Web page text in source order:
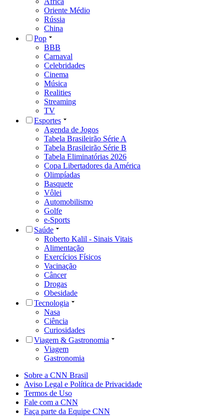
Oriente Médio
Rússia
China
Pop
BBB
Carnaval
Celebridades
Cinema
Música
Realities
Streaming
TV
Esportes
Agenda de Jogos
Tabela Brasileirão Série A
Tabela Brasileirão Série B
Tabela Eliminatórias 2026
Copa Libertadores da América
Olimpíadas
Basquete
Vôlei
Automobilismo
Golfe
e-Sports
Saúde
Roberto Kalil - Sinais Vitais
Alimentação
Exercícios Físicos
Vacinação
Câncer
Drogas
Obesidade
Tecnologia
Nasa
Ciência
Curiosidades
Viagem & Gastronomia
Viagem
Gastronomia
Sobre a CNN Brasil
Aviso Legal e Política de Privacidade
Termos de Uso
Fale com a CNN
Faça parte da Equipe CNN